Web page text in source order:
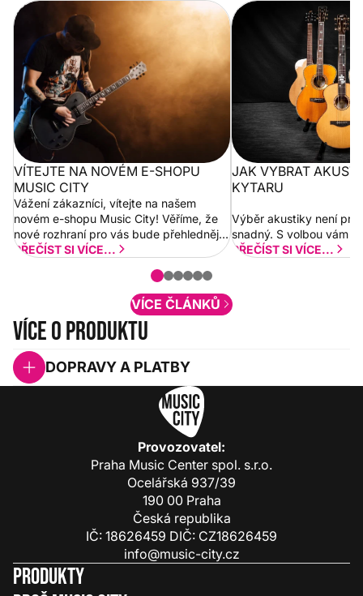
Vítejte na novém e-shopu Music
City
VÍTEJTE NA NOVÉM E-SHOPU
MUSIC CITY
Vážení zákazníci, vítejte na našem
novém e-shopu Music City! Věříme, že
nové rozhraní pro vás bude přehlednější
a rychlejší. Postupně budeme přidávat
PŘEČÍST SI VÍCE...
Jak vybrat
JAK VYBRAT
KYTARU
Výběr akustiky není pro
snadný. S volbou vám
PŘEČÍST SI VÍCE...
VÍCE ČLÁNKŮ
Více o produktu
DOPRAVY A PLATBY
Provozovatel:
Praha Music Center spol. s.r.o.
Ocelářská 937/39
190 00 Praha
Česká republika
IČ: 18626459 DIČ: CZ18626459
info@music-city.cz
Produkty